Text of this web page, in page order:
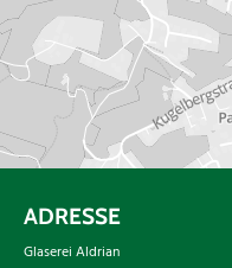
ADRESSE
Glaserei Aldrian